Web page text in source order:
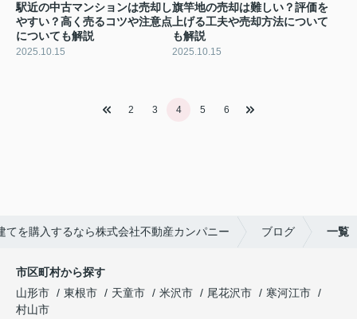
駅近の中古マンションは売却し
やすい？高く売るコツや注意点
についても解説
2025.10.15
旗竿地の売却は難しい？評価を
上げる工夫や売却方法について
も解説
2025.10.15
2 3 4 5 6
てを購入するなら株式会社不動産カンパニー ブログ 一覧
市区町村から探す
山形市
東根市 天童市 米沢市 尾花沢市
寒河江市
村山市